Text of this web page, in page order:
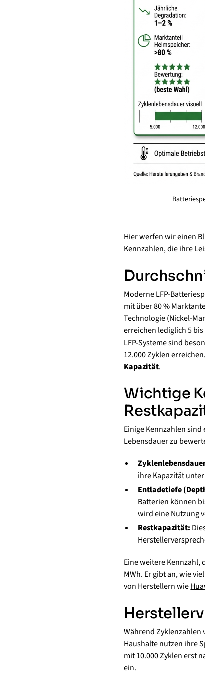
Hier werfen wir einen
Kennzahlen, die ihre
Moderne LFP-
mit über 80 %
Technologie (Nickel-
erreichen lediglich 5 bis
LFP-Systeme sind
12.000 Zyklen
Kapazität.
Wichtige
Einige Kennzahlen
Lebensdauer zu
ihre Kapazität
Entladetiefe
Batterien können
wird eine Nutzung
Restkapazität:
Eine weitere
MWh. Er gibt an, wie
von Herstellern wie
Während Zyklenzahlen
Haushalte nutzen ihre
mit 10.000 Zyklen erst
ein.